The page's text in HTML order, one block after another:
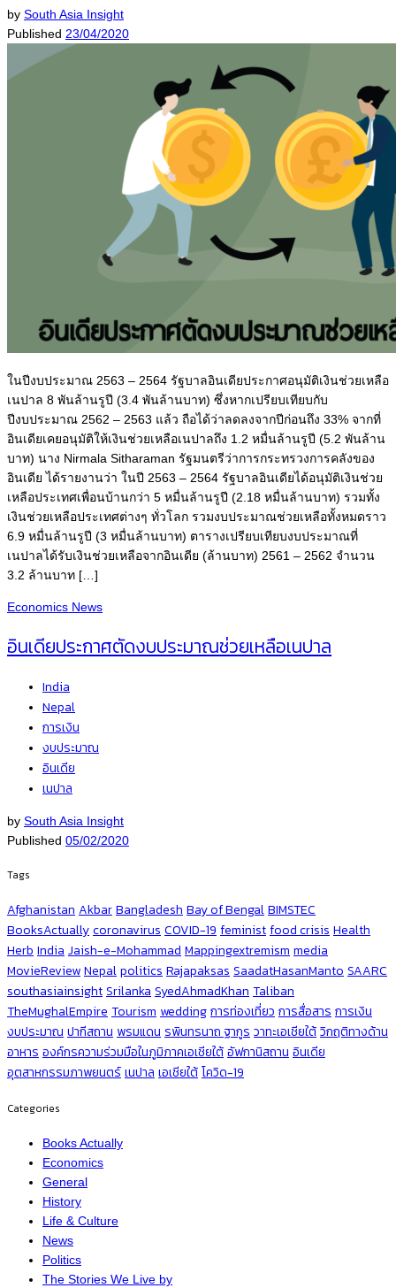
by South Asia Insight
Published 23/04/2020
ในปีงบประมาณ 2563 – 2564 รัฐบาลอินเดียประกาศอนุมัติเงินช่วยเหลือ
เนปาล 8 พันล้านรูปี (3.4 พันล้านบาท) ซึ่งหากเปรียบเทียบกับ
ปีงบประมาณ 2562 – 2563 แล้ว ถือได้ว่าลดลงจากปีก่อนถึง 33% จากที่
อินเดียเคยอนุมัติให้เงินช่วยเหลือเนปาลถึง 1.2 หมื่นล้านรูปี (5.2 พันล้าน
บาท) นาง Nirmala Sitharaman รัฐมนตรีว่าการกระทรวงการคลังของ
อินเดีย ได้รายงานว่า ในปี 2563 – 2564 รัฐบาลอินเดียได้อนุมัติเงินช่วย
เหลือประเทศเพื่อนบ้านกว่า 5 หมื่นล้านรูปี (2.18 หมื่นล้านบาท) รวมทั้ง
เงินช่วยเหลือประเทศต่างๆ ทั่วโลก รวมงบประมาณช่วยเหลือทั้งหมดราว
6.9 หมื่นล้านรูปี (3 หมื่นล้านบาท) ตารางเปรียบเทียบงบประมาณที่
เนปาลได้รับเงินช่วยเหลือจากอินเดีย (ล้านบาท) 2561 – 2562 จำนวน
3.2 ล้านบาท […]
Economics News
อินเดียประกาศตัดงบประมาณช่วยเหลือเนปาล
India
Nepal
การเงิน
งบประมาณ
อินเดีย
เนปาล
by South Asia Insight
Published 05/02/2020
Tags
AfghanistanAkbarBangladeshBay of BengalBIMSTEC
BooksActuallycoronavirusCOVID-19feministfood crisisHealth
HerbIndiaJaish-e-MohammadMappingextremismmedia
MovieReviewNepalpoliticsRajapaksasSaadatHasanMantoSAARC
southasiainsightSrilankaSyedAhmadKhanTaliban
TheMughalEmpireTourismweddingการท่องเที่ยวการสื่อสารการเงิน
งบประมาณปากีสถานพรมแดนรพินทรนาถ ฐากูรวาทะเอเชียใต้วิกฤติทางด้าน
อาหารองค์กรความร่วมมือในภูมิภาคเอเชียใต้อัฟกานิสถานอินเดีย
อุตสาหกรรมภาพยนตร์เนปาลเอเชียใต้โควิด-19
Categories
Books Actually
Economics
General
History
Life & Culture
News
Politics
The Stories We Live by